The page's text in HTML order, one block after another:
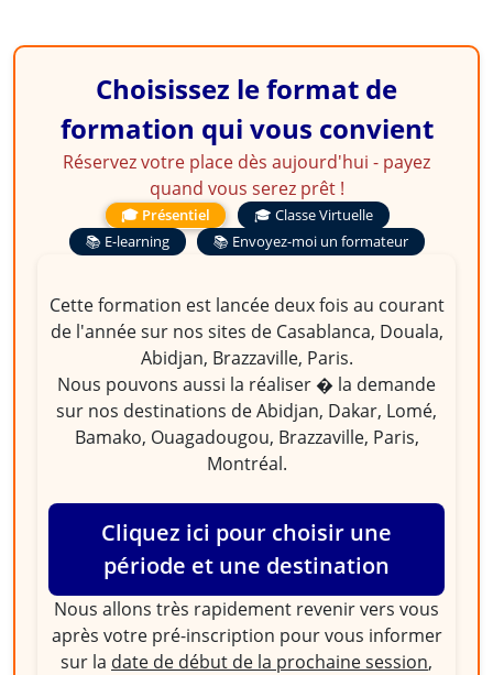
Choisissez le format de
formation qui vous convient
Réservez votre place dès aujourd'hui - payez
quand vous serez prêt !
🎓 Présentiel
🎓 Classe Virtuelle
📚 E-learning
📚 Envoyez-moi un formateur
Cette formation est lancée deux fois au courant
de l'année sur nos sites de Casablanca, Douala,
Abidjan, Brazzaville, Paris.
Nous pouvons aussi la réaliser � la demande
sur nos destinations de Abidjan, Dakar, Lomé,
Bamako, Ouagadougou, Brazzaville, Paris,
Montréal.
Cliquez ici pour choisir une
période et une destination
Nous allons très rapidement revenir vers vous
après votre pré-inscription pour vous informer
sur la date de début de la prochaine session,